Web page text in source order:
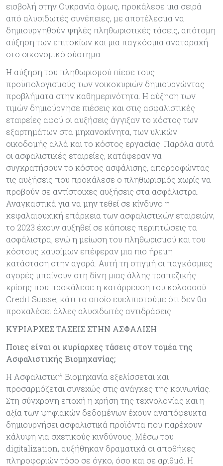
εισβολή στην Ουκρανία όμως, προκάλεσε μια σειρά
από αλυσιδωτές συνέπειες, με αποτέλεσμα να
δημιουργηθούν ψηλές πληθωριστικές τάσεις, απότομη
αύξηση των επιτοκίων και μια παγκόσμια αναταραχή
στο οικονομικό σύστημα.
Η αύξηση του πληθωρισμού πίεσε τους
προϋπολογισμούς των νοικοκυριών δημιουργώντας
προβλήματα στην καθημερινότητα. Η αύξηση των
τιμών δημιούργησε πιέσεις και στις ασφαλιστικές
εταιρείες αφού οι αυξήσεις άγγιξαν το κόστος των
εξαρτημάτων στα μηχανοκίνητα, των υλικών
οικοδομής αλλά και το κόστος εργασίας. Παρόλα αυτά
οι ασφαλιστικές εταιρείες, κατάφεραν να
συγκρατήσουν το κόστος ασφάλισης, απορροφώντας
τις αυξήσεις που προκάλεσε ο πληθωρισμός χωρίς να
προβούν σε αντίστοιχες αυξήσεις στα ασφάλιστρα.
Αναγκαστικά για να μην τεθεί σε κίνδυνο η
κεφαλαιουχική επάρκεια των ασφαλιστικών εταιρειών,
το 2023 έχουν αυξηθεί σε κάποιες περιπτώσεις τα
ασφάλιστρα, ενώ η μείωση του πληθωρισμού και του
κόστους καυσίμων επέφεραν μια πιο ήρεμη
κατάσταση στην αγορά. Αυτή τη στιγμή οι παγκόσμιες
αγορές μπαίνουν στη δίνη μιας άλλης τραπεζικής
κρίσης που προκάλεσε η κατάρρευση του κολοσσού
Credit Suisse, κάτι το οποίο ευελπιστούμε ότι δεν θα
προκαλέσει άλλες αλυσιδωτές αντιδράσεις.
ΚΥΡΙΑΡΧΕΣ ΤΑΣΕΙΣ ΣΤΗΝ ΑΣΦΑΛΙΣΗ
Ποιες είναι οι κυρίαρχες τάσεις στον τομέα της
Ασφαλιστικής Βιομηχανίας;
Η Ασφαλιστική Βιομηχανία εξελίσσεται και
προσαρμόζεται συνεχώς στις ανάγκες της κοινωνίας.
Στη σύγχρονη εποχή η χρήση της τεχνολογίας και η
αξία των ψηφιακών δεδομένων έχουν αναπόφευκτα
δημιουργήσει ασφαλιστικά προϊόντα που παρέχουν
κάλυψη για σχετικούς κινδύνους. Μέσω του
digitalization, αυξήθηκαν δραματικά οι αποθήκες
πληροφοριών τόσο σε όγκο, όσο και σε αριθμό. Η